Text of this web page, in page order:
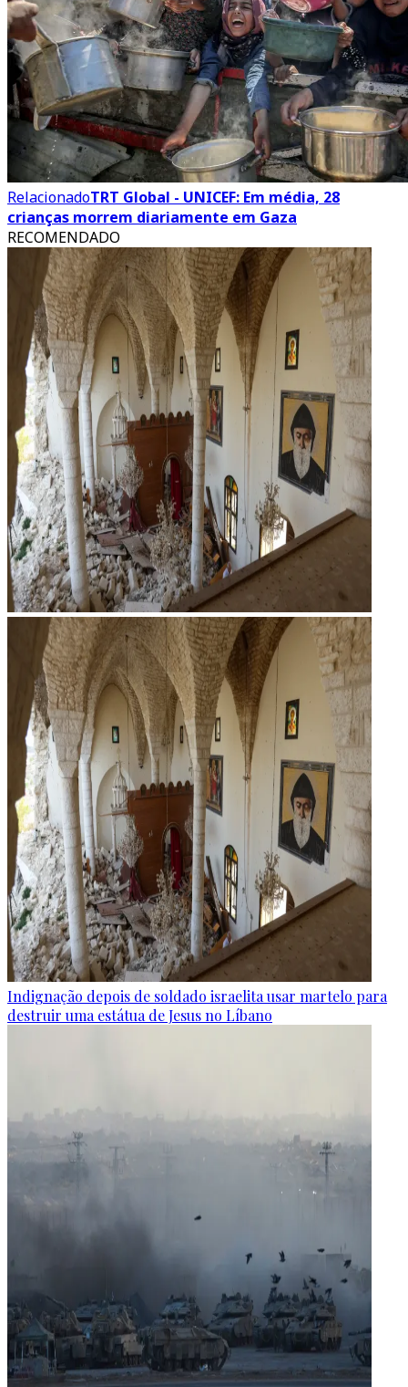
RelacionadoTRT Global - UNICEF: Em média, 28
crianças morrem diariamente em Gaza
RECOMENDADO
Indignação depois de soldado israelita usar martelo para
destruir uma estátua de Jesus no Líbano